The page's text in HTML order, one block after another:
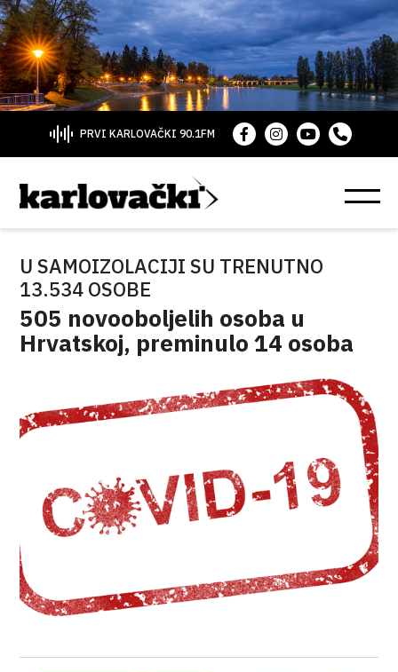
PRVI KARLOVAČKI 90.1FM
U SAMOIZOLACIJI SU TRENUTNO
13.534 OSOBE
505 novooboljelih osoba u
Hrvatskoj, preminulo 14 osoba